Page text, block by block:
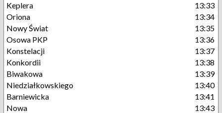
Keplera
13:33
Oriona
13:34
Nowy Świat
13:35
Osowa PKP
13:36
Konstelacji
13:37
Konkordii
13:38
Biwakowa
13:39
Niedziałkowskiego
13:40
Barniewicka
13:41
Nowa
13:43